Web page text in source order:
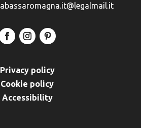
Privacy policy
Cookie policy
Accessibility